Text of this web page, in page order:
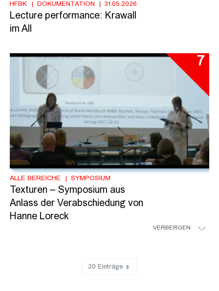
HFBK DOKUMENTATION 31.05.2026
Lecture performance: Krawall
im All
7
ALLE BEREICHE SYMPOSIUM
Texturen – Symposium aus
Anlass der Verabschiedung von
Hanne Loreck
VERBERGEN
20 Einträge